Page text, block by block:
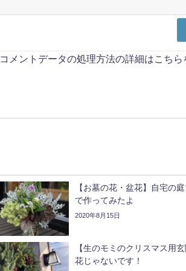
コメントデータの処理方法の詳細はこちら
【お墓の花・盆花】自宅の
で作ってみたよ
2020年8月15日
【生のモミのクリスマス用
花じゃないです！